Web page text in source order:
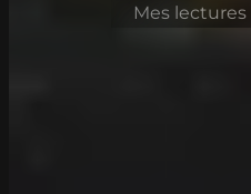
Mes lectures